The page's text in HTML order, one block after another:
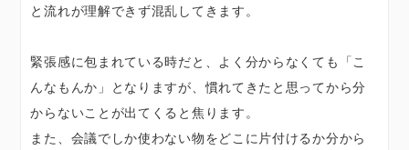
と流れが理解できず混乱してきます。
緊張感に包まれている時だと、よく分からなくても「こ
んなもんか」となりますが、慣れてきたと思ってから分
からないことが出てくると焦ります。
また、会議でしか使わない物をどこに片付けるか分から